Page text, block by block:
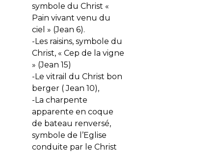
symbole du Christ «
Pain vivant venu du
ciel » (Jean 6).
-Les raisins, symbole du
Christ, « Cep de la vigne
» (Jean 15)
-Le vitrail du Christ bon
berger ( Jean 10),
-La charpente
apparente en coque
de bateau renversé,
symbole de l’Eglise
conduite par le Christ